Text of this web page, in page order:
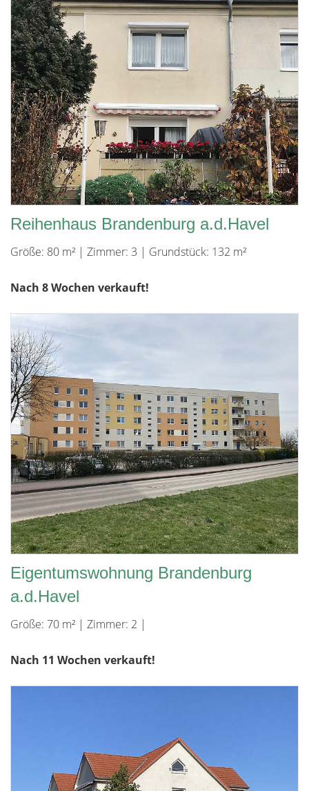
Reihenhaus Brandenburg a.d.Havel
Größe: 80 m² | Zimmer: 3 | Grundstück: 132 m²
Nach 8 Wochen verkauft!
Eigentumswohnung Brandenburg
a.d.Havel
Größe: 70 m² | Zimmer: 2 |
Nach 11 Wochen verkauft!